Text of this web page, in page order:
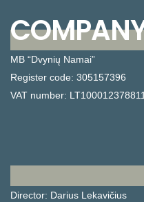
MB “Dvynių Namai”
Register code: 305157396
VAT number: LT100012378811
Director: Darius Lekavičius